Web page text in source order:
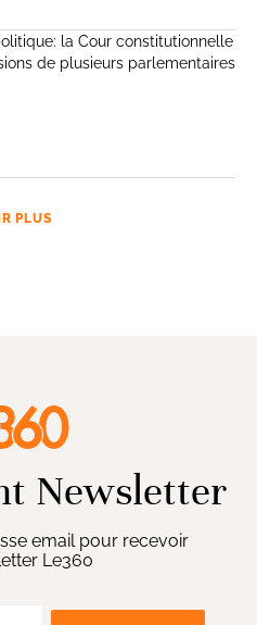
la Cour constitutionnelle
de plusieurs parlementaires
PLUS
Newsletter
email pour recevoir
Le360